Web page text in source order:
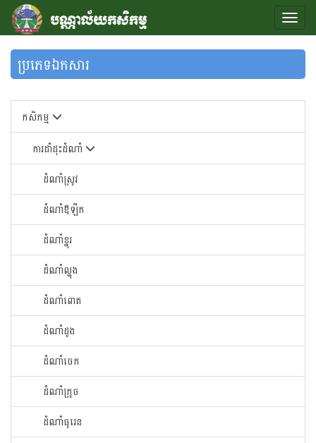
ប្រភេទឯកសារ
កសិកម្ម
ការដាំដុះដំណាំ
ដំណាំស្រូវ
ដំណាំឪឡឹក
ដំណាំខ្នុរ
ដំណាំ​ល្ហុង​
ដំណាំ​ពោត​
ដំណាំ​ដូង​
ដំណាំ​ចេក​
ដំណាំក្រូច​
ដំណាំ​ធូរេន​